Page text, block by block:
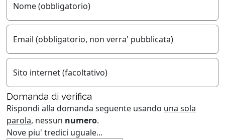
Nome (obbligatorio)
Email (obbligatorio, non verra' pubblicata)
Sito internet (facoltativo)
Domanda di verifica
Rispondi alla domanda seguente usando una sola
parola, nessun numero.
Nove piu' tredici uguale...